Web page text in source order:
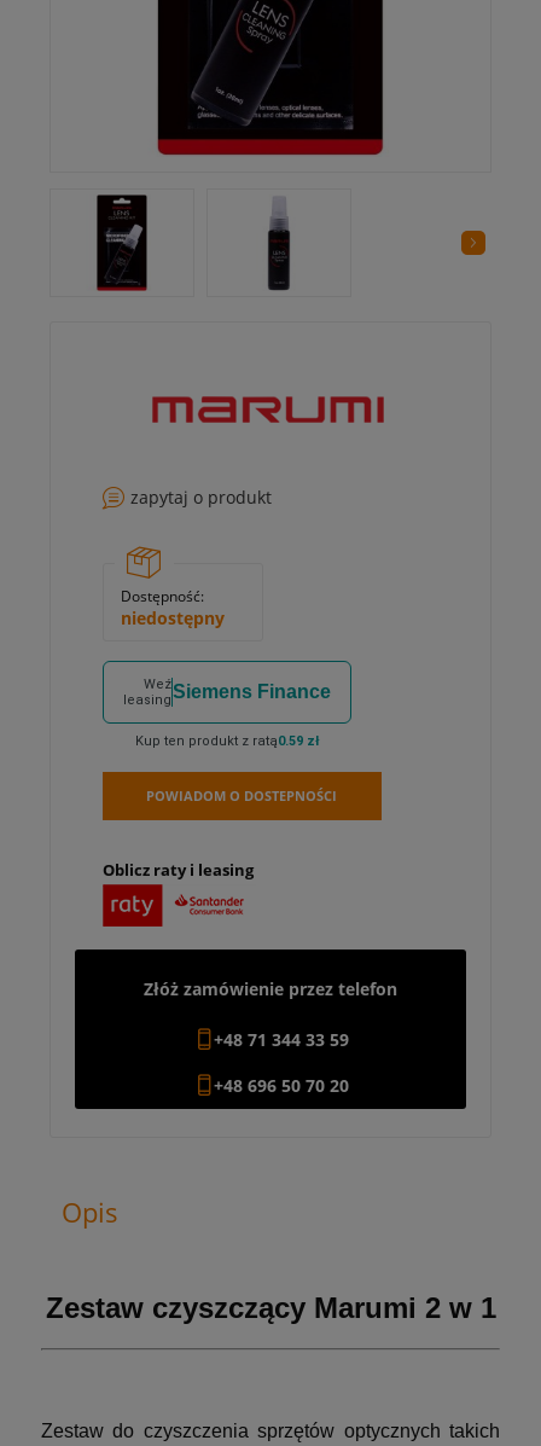
zapytaj o produkt
Dostępność:
niedostępny
Weź
leasingSiemens Finance
Kup ten produkt z ratą0.59 zł
POWIADOM O DOSTEPNOŚCI
Oblicz raty i leasing
Złóż zamówienie przez telefon
+48 71 344 33 59
+48 696 50 70 20
Opis
Zestaw czyszczący Marumi 2 w 1
Zestaw do czyszczenia sprzętów optycznych takich